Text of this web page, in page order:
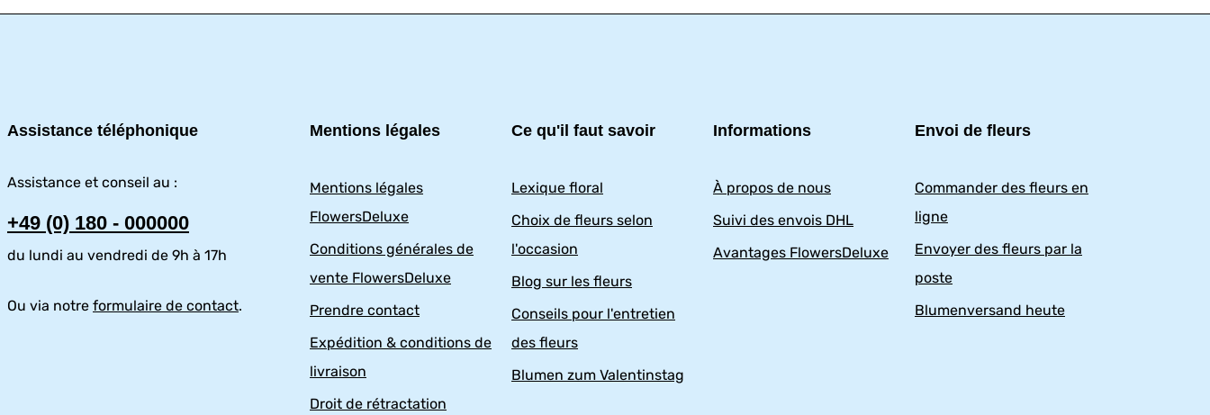
Assistance téléphonique
Assistance et conseil au :
+49 (0) 180 - 000000
du lundi au vendredi de 9h à 17h
Ou via notre formulaire de contact.
Mentions légales
Mentions légales
FlowersDeluxe
Conditions générales de
vente FlowersDeluxe
Prendre contact
Expédition & conditions de
livraison
Droit de rétractation
Ce qu'il faut savoir
Lexique floral
Choix de fleurs selon
l'occasion
Blog sur les fleurs
Conseils pour l'entretien
des fleurs
Blumen zum Valentinstag
Informations
À propos de nous
Suivi des envois DHL
Avantages FlowersDeluxe
Envoi de fleurs
Commander des fleurs en
ligne
Envoyer des fleurs par la
poste
Blumenversand heute